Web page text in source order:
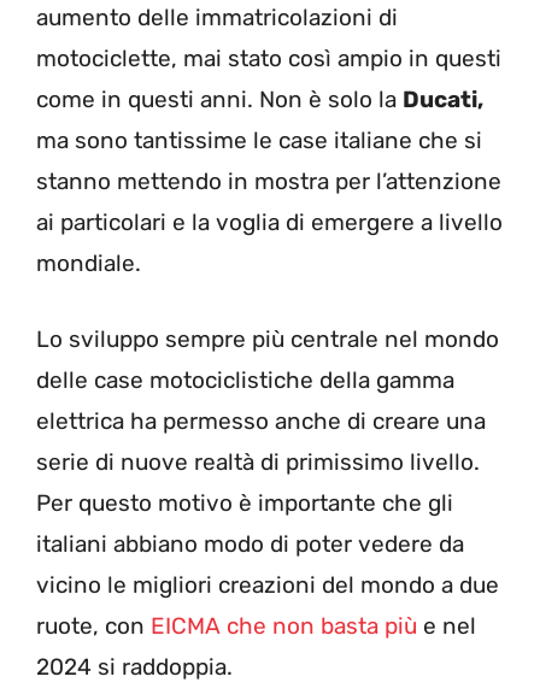
aumento delle immatricolazioni di
motociclette, mai stato così ampio in questi
come in questi anni. Non è solo la Ducati,
ma sono tantissime le case italiane che si
stanno mettendo in mostra per l’attenzione
ai particolari e la voglia di emergere a livello
mondiale.
Lo sviluppo sempre più centrale nel mondo
delle case motociclistiche della gamma
elettrica ha permesso anche di creare una
serie di nuove realtà di primissimo livello.
Per questo motivo è importante che gli
italiani abbiano modo di poter vedere da
vicino le migliori creazioni del mondo a due
ruote, con EICMA che non basta più e nel
2024 si raddoppia.